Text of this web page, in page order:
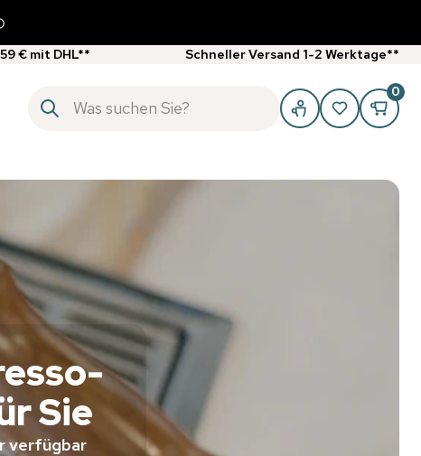
€ mit DHL** Schneller Versand 1-2 Werktage**
0
Sie
verfügbar